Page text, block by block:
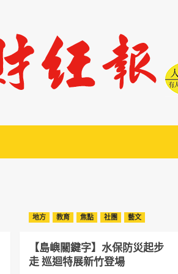
地方 教育 焦點 社團 藝文
【島嶼關鍵字】水保防災起步
走 巡迴特展新竹登場